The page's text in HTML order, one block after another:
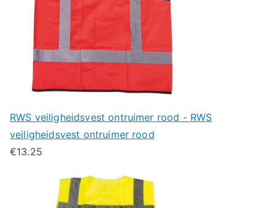
RWS veiligheidsvest ontruimer rood - RWS
veiligheidsvest ontruimer rood
€13.25